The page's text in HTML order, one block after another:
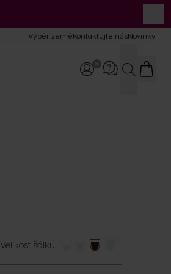
Výběr zeměKontaktujte násNovinky
Hledat
Velikost šálku: